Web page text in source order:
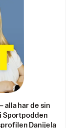
alla har de sin
Sportpodden
Danijela